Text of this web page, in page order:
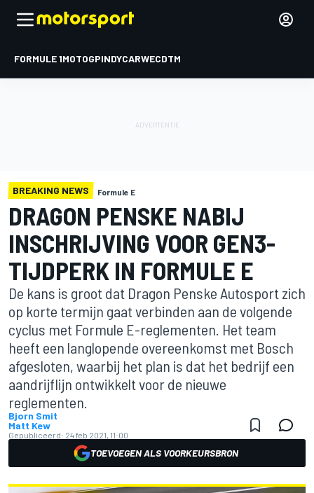
FORMULE 1MOTOGPINDYCARWECDTM
BREAKING NEWS Formule E
DRAGON PENSKE NABIJ
INSCHRIJVING VOOR GEN3-
TIJDPERK IN FORMULE E
De kans is groot dat Dragon Penske Autosport zich
op korte termijn gaat verbinden aan de volgende
cyclus met Formule E-reglementen. Het team
heeft een langlopende overeenkomst met Bosch
afgesloten, waarbij het plan is dat het bedrijf een
aandrijflijn ontwikkelt voor de nieuwe
reglementen.
Bjorn Smit
Matt Kew
Gepubliceerd: 24 feb 2021, 11:00
TOEVOEGEN ALS VOORKEURSBRON